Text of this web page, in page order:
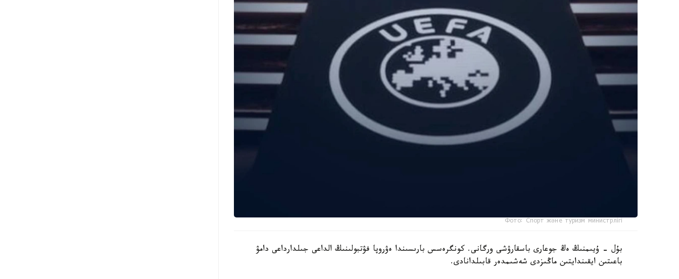
Фото: Спорт және туризм министрлігі
بۇل - ۇيىمنىڭ ەڭ جوعارى باسقارۋشى ورگانى. كونگرەسس بارىسىندا ەۋروپا فۋتبولىنىڭ الداعى جىلدارداعى دامۋ
باعىتىن ايقىندايتىن ماڭىزدى شەشىمدەر قابىلدانادى.